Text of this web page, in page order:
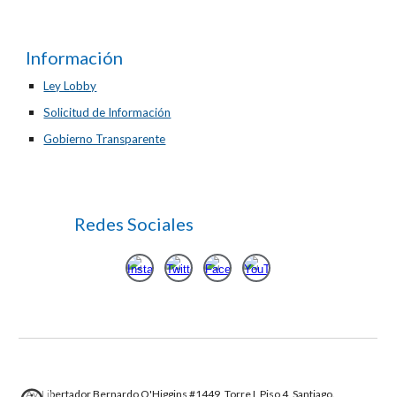
Información
Ley Lobby
Solicitud de Información
Gobierno Transparente
Redes Sociales
Av. Libertador Bernardo O'Higgins #1449, Torre I, Piso 4, Santiago.